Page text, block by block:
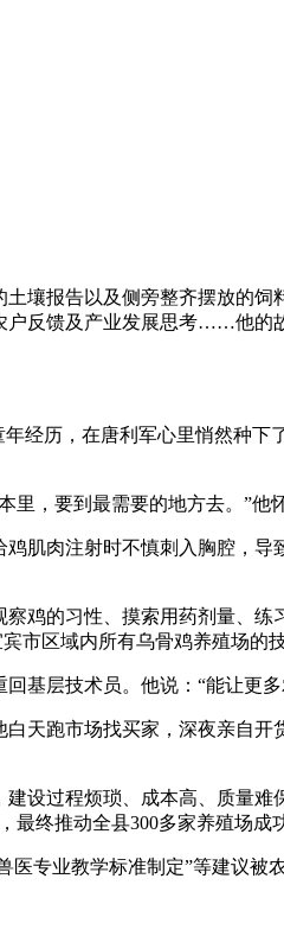
壤报告以及侧旁整齐摆放的
反馈及产业发展思考……他的
历，在唐利军心里悄然种下
，要到最需要的地方去。”他
肉注射时不慎刺入胸腔，导
鸡的习性、摸索用药剂量、
市区域内所有乌骨鸡养殖场的技
基层技术员。他说：“能让更
天跑市场找买家，深夜亲自
设过程烦琐、成本高、质量
终推动全县300多家养殖场成
专业教学标准制定”等建议